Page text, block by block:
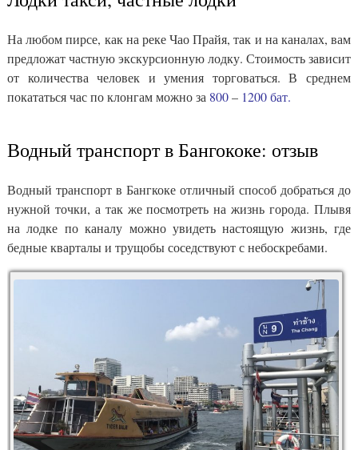
На любом пирсе, как на реке Чао Прайя, так и на каналах, вам
предложат частную экскурсионную лодку. Стоимость зависит
от количества человек и умения торговаться. В среднем
покататься час по клонгам можно за 800– 1200 бат.
Водный транспорт в Бангококе: отзыв
Водный транспорт в Бангкоке отличный способ добраться до
нужной точки, а так же посмотреть на жизнь города. Плывя
на лодке по каналу можно увидеть настоящую жизнь, где
бедные кварталы и трущобы соседствуют с небоскребами.